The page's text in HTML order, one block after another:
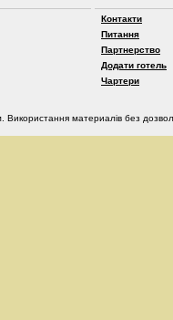
Контакти
Питання
Партнерство
Додати готель
Чартери
материалів без